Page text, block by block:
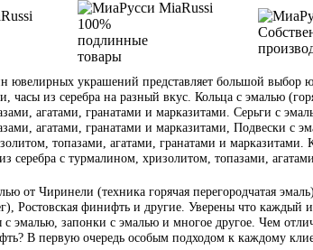
100%
подлинные
товары
ювелирных украшений представляет большой выбор
часы из серебра на разный вкус. Кольца с эмалью
агатами, гранатами и марказитами. Серьги с
агатами, гранатами и марказитами, Подвески с
топазами, агатами, гранатами и
серебра с турмалином, хризолитом, топазами,
от Чиринели (техника горячая перегородчатая
Ростовская финифть и другие. Уверены что каждый
с эмалью, запонки с эмалью и многое другое. Чем
В первую очередь особым подходом к каждому